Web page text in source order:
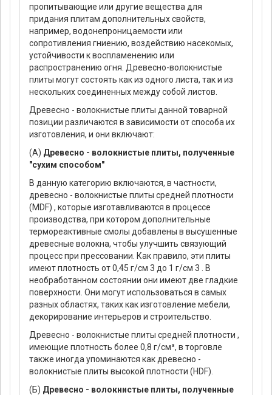
пропитывающие или другие вещества для
придания плитам дополнительных свойств,
например, водонепроницаемости или
сопротивления гниению, воздействию насекомых,
устойчивости к воспламенению или
распространению огня. Древесно-волокнистые
плиты могут состоять как из одного листа, так и из
нескольких соединенных между собой листов.
Древесно - волокнистые плиты данной товарной
позиции различаются в зависимости от способа их
изготовления, и они включают:
(A) Древесно - волокнистые плиты, полученные
"сухим способом"
В данную категорию включаются, в частности,
древесно - волокнистые плиты средней плотности
(MDF) , которые изготавливаются в процессе
производства, при котором дополнительные
термореактивные смолы добавлены в высушенные
древесные волокна, чтобы улучшить связующий
процесс при прессовании. Как правило, эти плиты
имеют плотность от 0,45 г/см 3 до 1 г/см 3 . В
необработанном состоянии они имеют две гладкие
поверхности. Они могут использоваться в самых
разных областях, таких как изготовление мебели,
декорирование интерьеров и строительство.
Древесно - волокнистые плиты средней плотности ,
имеющие плотность более 0,8 г/см³, в торговле
также иногда упоминаются как древесно -
волокнистые плиты высокой плотности (HDF).
(Б) Древесно - волокнистые плиты, полученные